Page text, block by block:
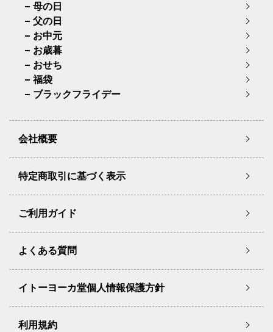
母の日
父の日
お中元
お歳暮
おせち
福袋
ブラックフライデー
会社概要
特定商取引に基づく表示
ご利用ガイド
よくある質問
イトーヨーカ堂個人情報保護方針
利用規約